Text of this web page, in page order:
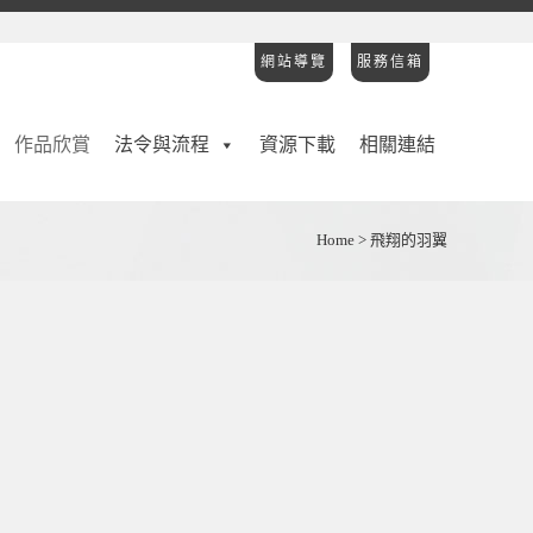
網站導覽 服務信箱
作品欣賞 法令與流程 資源下載 相關連結
Home > 飛翔的羽翼